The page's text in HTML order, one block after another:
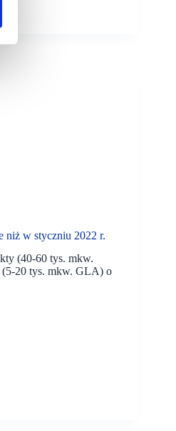
niż w styczniu 2022 r.
(40-60 tys. mkw.
(5-20 tys. mkw. GLA) o